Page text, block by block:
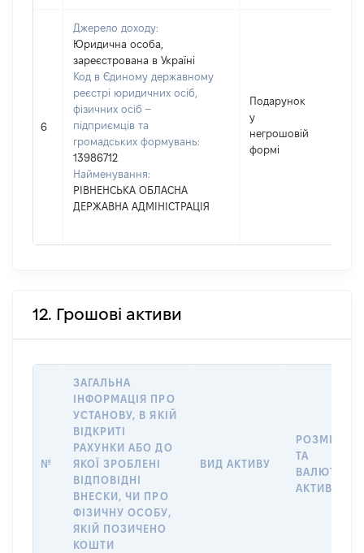
6
Джерело доходу:
Юридична особа,
зареєстрована в Україні
Код в Єдиному державному
реєстрі юридичних осіб,
фізичних осіб –
підприємців та
громадських формувань:
13986712
Найменування:
РІВНЕНСЬКА ОБЛАСНА
ДЕРЖАВНА АДМІНІСТРАЦІЯ
Подарунок
у
негрошовій
формі
12. Грошові активи
№
ЗАГАЛЬНА
ІНФОРМАЦІЯ ПРО
УСТАНОВУ, В ЯКІЙ
ВІДКРИТІ
РАХУНКИ АБО ДО
ЯКОЇ ЗРОБЛЕНІ
ВІДПОВІДНІ
ВНЕСКИ, ЧИ ПРО
ФІЗИЧНУ ОСОБУ,
ЯКІЙ ПОЗИЧЕНО
КОШТИ
ВИД АКТИВУ
РОЗМІР
ТА
ВАЛЮТА
АКТИВУ